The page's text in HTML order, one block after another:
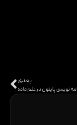
بعدی
نویسی پایتون در علم داده